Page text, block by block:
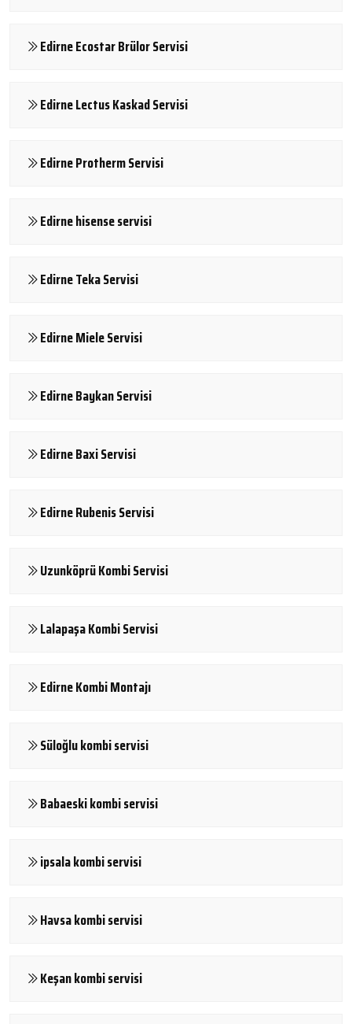
Edirne Ecostar Brülor Servisi
Edirne Lectus Kaskad Servisi
Edirne Protherm Servisi
Edirne hisense servisi
Edirne Teka Servisi
Edirne Miele Servisi
Edirne Baykan Servisi
Edirne Baxi Servisi
Edirne Rubenis Servisi
Uzunköprü Kombi Servisi
Lalapaşa Kombi Servisi
Edirne Kombi Montajı
Süloğlu kombi servisi
Babaeski kombi servisi
ipsala kombi servisi
Havsa kombi servisi
Keşan kombi servisi